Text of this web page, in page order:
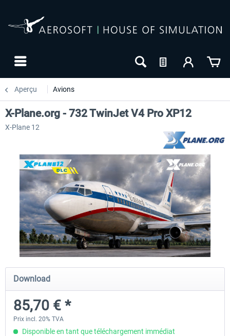
Aperçu Avions
X-Plane.org - King Air 350 XP12
54,41 € *
X-Plane.org - Cessna 172M
X-Plane.org - 732 TwinJet V4 Pro XP12
X-Plane 12
Download
85,70 € *
Prix incl. 20% TVA
Disponible en tant que téléchargement immédiat